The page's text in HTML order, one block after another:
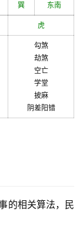
巽 东南
虎
勾煞
劫煞
空亡
学堂
披麻
阴差阳错
的相关算法，民